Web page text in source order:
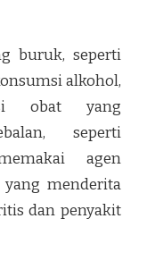
buruk, seperti
alkohol,
obat yang
seperti
agen
menderita
dan penyakit